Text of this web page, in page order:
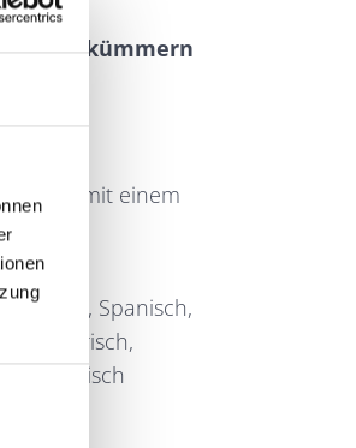
da und kümmern
und mit einem
Spanisch,
Ungarisch,
Amharisch